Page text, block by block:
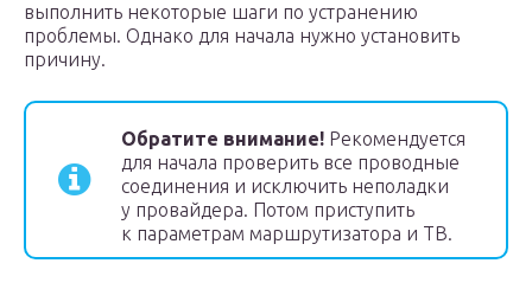
выполнить некоторые шаги по устранению
проблемы. Однако для начала нужно установить
причину.
Обратите внимание! Рекомендуется
для начала проверить все проводные
соединения и исключить неполадки
у провайдера. Потом приступить
к параметрам маршрутизатора и ТВ.